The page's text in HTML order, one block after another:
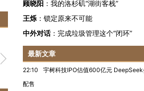
视线｜HYROX的吸金
术：是什么让中产们甘
粒摇头丸 尿检体内含3
毒品
顾晓阳 ： 我的洛杉矶“湖街客栈”
王烁 ： 锁定原来不可能
中外对话： 完成垃圾管理这个“闭环”
最新文章
22:10
宇树科技IPO估值600亿元
配售